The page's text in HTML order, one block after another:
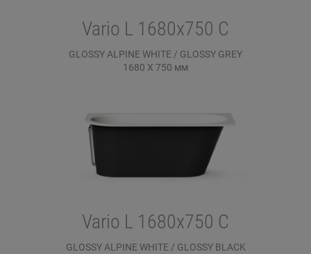
Vario L 1680x750 C
GLOSSY ALPINE WHITE / GLOSSY GREY
1680 X 750 мм
Vario L 1680x750 C
GLOSSY ALPINE WHITE / GLOSSY BLACK